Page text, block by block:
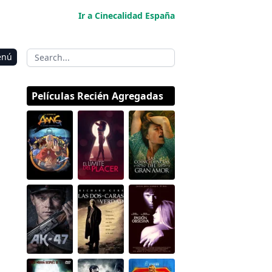
Ir a Cinecalidad España
Películas Recién Agregadas